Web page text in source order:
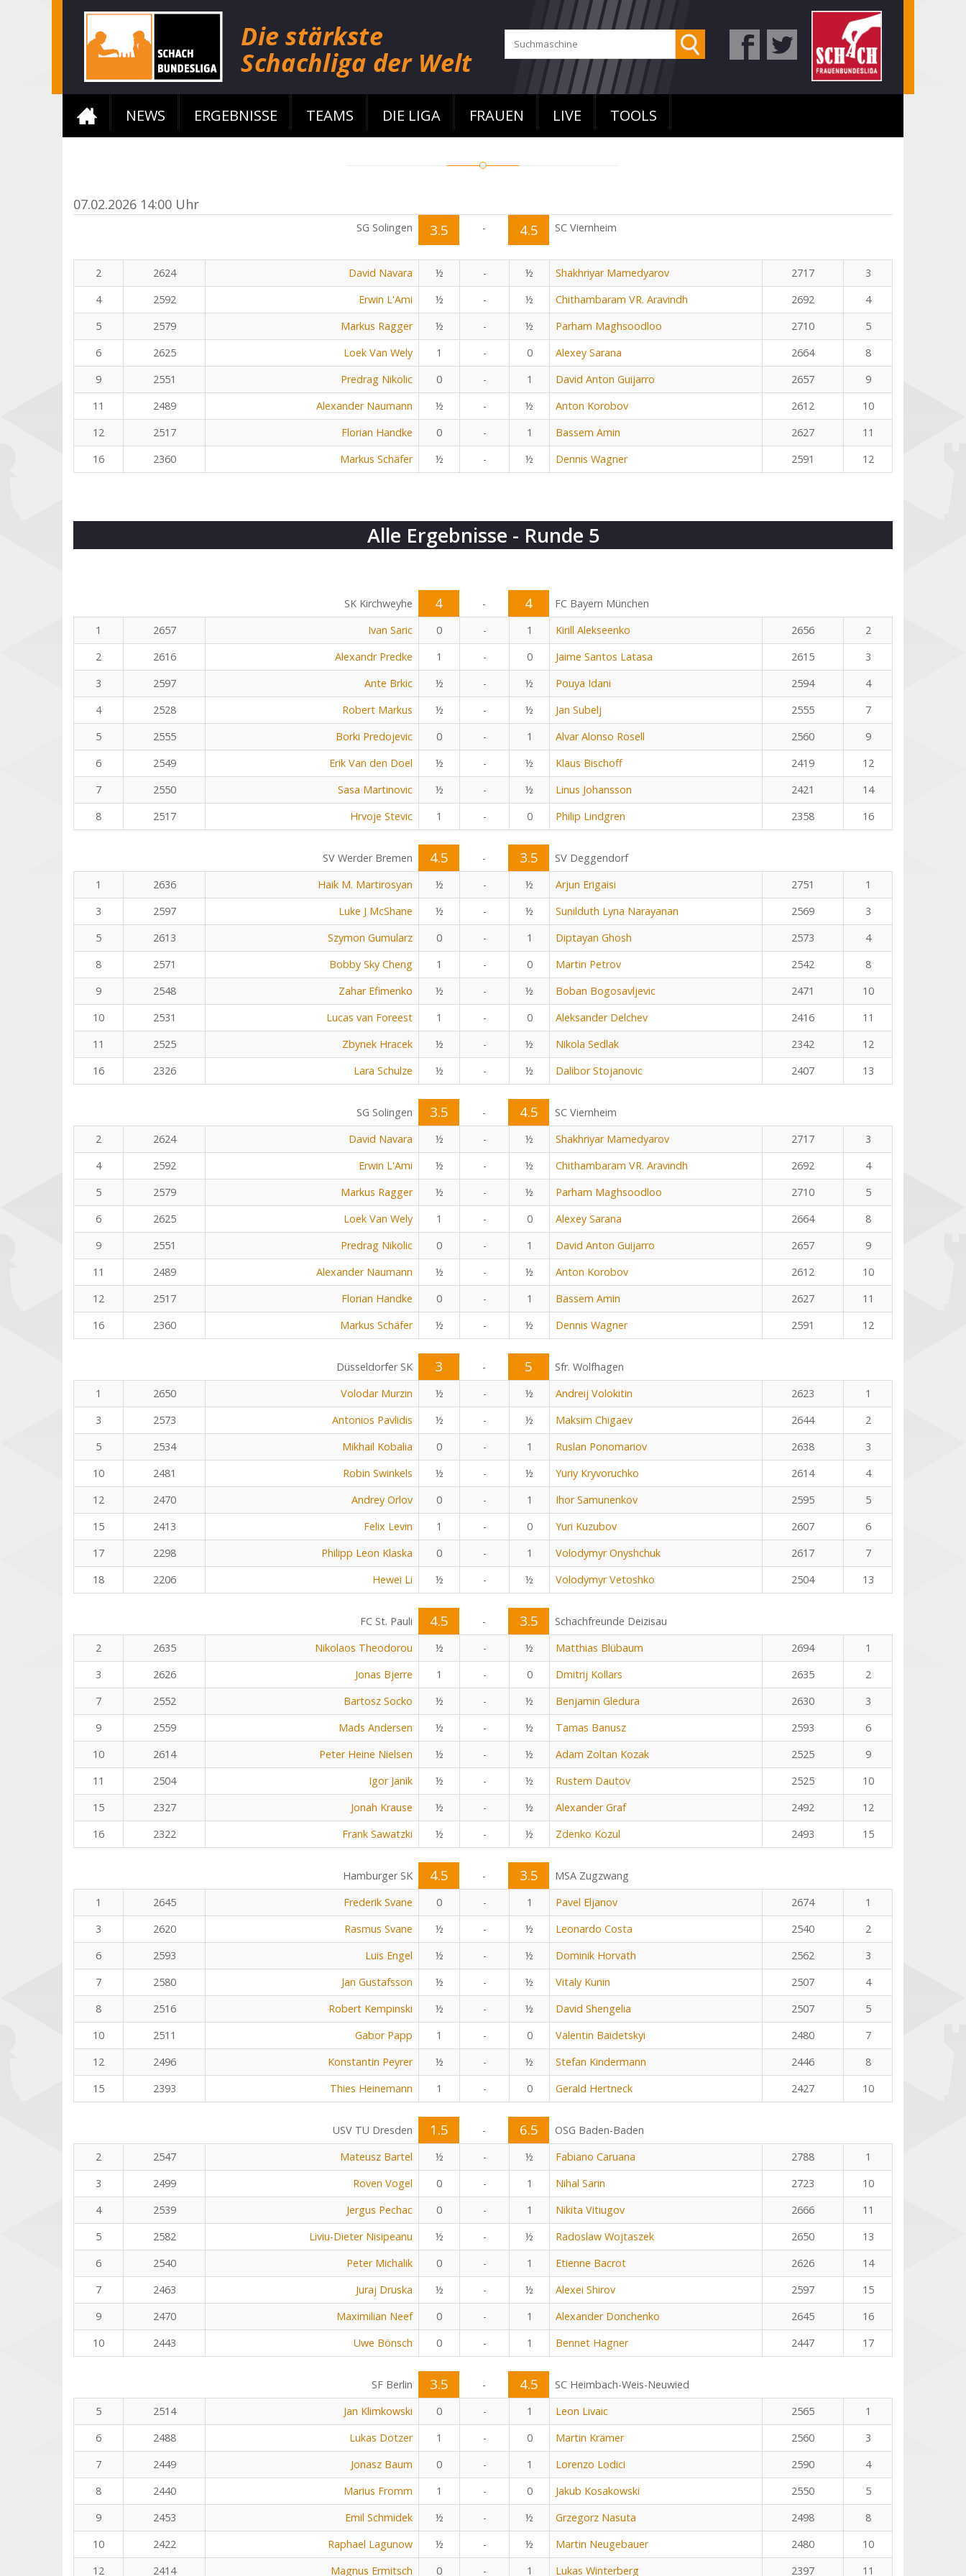
NEWS ERGEBNISSE TEAMS DIE LIGA FRAUEN LIVE TOOLS
07.02.2026 14:00 Uhr
SG Solingen 3.5 - 4.5 SC Viernheim
2 2624 David Navara ½ - ½ Shakhriyar Mamedyarov 2717
3
4
2592 Erwin L'Ami ½ - ½ Chithambaram VR. Aravindh 2692
4
5
2579 Markus Ragger ½ - ½ Parham Maghsoodloo 2710
5
6
2625 Loek Van Wely 1 - 0 Alexey Sarana 2664
8
9
2551 Predrag Nikolic 0 - 1 David Anton Guijarro 2657
9
11
2489 Alexander Naumann ½ - ½ Anton Korobov 2612
10
12
2517 Florian Handke 0 - 1 Bassem Amin 2627
11
16
2360 Markus Schäfer ½ - ½ Dennis Wagner 2591 12
Alle Ergebnisse - Runde 5
SK Kirchweyhe 4 - 4
FC Bayern München
1
2657 Ivan Saric 0 - 1 Kirill Alekseenko 2656
2
2
2616 Alexandr Predke 1 - 0 Jaime Santos Latasa 2615
3
3
2597 Ante Brkic ½ - ½ Pouya Idani 2594
4
4
2528 Robert Markus ½ - ½ Jan Subelj 2555
7
5
2555 Borki Predojevic 0 - 1 Alvar Alonso Rosell 2560
9
6
2549 Erik Van den Doel ½ - ½ Klaus Bischoff 2419
12
7
2550 Sasa Martinovic ½ - ½ Linus Johansson 2421
14
8
2517 Hrvoje Stevic 1 - 0 Philip Lindgren 2358 16
SV Werder Bremen 4.5 - 3.5
SV Deggendorf
1
2636 Haik M. Martirosyan ½ - ½ Arjun Erigaisi 2751
1
3
2597 Luke J McShane ½ - ½ Sunilduth Lyna Narayanan 2569
3
5
2613 Szymon Gumularz 0 - 1 Diptayan Ghosh 2573
4
8
2571 Bobby Sky Cheng 1 - 0 Martin Petrov 2542
8
9
2548 Zahar Efimenko ½ - ½ Boban Bogosavljevic 2471
10
10
2531 Lucas van Foreest 1 - 0 Aleksander Delchev 2416
11
11
2525 Zbynek Hracek ½ - ½ Nikola Sedlak 2342
12
16
2326 Lara Schulze ½ - ½ Dalibor Stojanovic 2407 13
SG Solingen 3.5 - 4.5
SC Viernheim
2
2624 David Navara ½ - ½ Shakhriyar Mamedyarov 2717
3
4
2592 Erwin L'Ami ½ - ½ Chithambaram VR. Aravindh 2692
4
5
2579 Markus Ragger ½ - ½ Parham Maghsoodloo 2710
5
6
2625 Loek Van Wely 1 - 0 Alexey Sarana 2664
8
9
2551 Predrag Nikolic 0 - 1 David Anton Guijarro 2657
9
11
2489 Alexander Naumann ½ - ½ Anton Korobov 2612
10
12
2517 Florian Handke 0 - 1 Bassem Amin 2627
11
16
2360 Markus Schäfer ½ - ½ Dennis Wagner 2591 12
Düsseldorfer SK 3 - 5
Sfr. Wolfhagen
1
2650 Volodar Murzin ½ - ½ Andreij Volokitin 2623
1
3
2573 Antonios Pavlidis ½ - ½ Maksim Chigaev 2644
2
5
2534 Mikhail Kobalia 0 - 1 Ruslan Ponomariov 2638
3
10
2481 Robin Swinkels ½ - ½ Yuriy Kryvoruchko 2614
4
12
2470 Andrey Orlov 0 - 1 Ihor Samunenkov 2595
5
15
2413 Felix Levin 1 - 0 Yuri Kuzubov 2607
6
17
2298 Philipp Leon Klaska 0 - 1 Volodymyr Onyshchuk 2617
7
18
2206 Hewei Li ½ - ½ Volodymyr Vetoshko 2504 13
FC St. Pauli 4.5 - 3.5
Schachfreunde Deizisau
2
2635 Nikolaos Theodorou ½ - ½ Matthias Blübaum 2694
1
3
2626 Jonas Bjerre 1 - 0 Dmitrij Kollars 2635
2
7
2552 Bartosz Socko ½ - ½ Benjamin Gledura 2630
3
9
2559 Mads Andersen ½ - ½ Tamas Banusz 2593
6
10
2614 Peter Heine Nielsen ½ - ½ Adam Zoltan Kozak 2525
9
11
2504 Igor Janik ½ - ½ Rustem Dautov 2525
10
15
2327 Jonah Krause ½ - ½ Alexander Graf 2492
12
16
2322 Frank Sawatzki ½ - ½ Zdenko Kozul 2493 15
Hamburger SK 4.5 - 3.5
MSA Zugzwang
1
2645 Frederik Svane 0 - 1 Pavel Eljanov 2674
1
3
2620 Rasmus Svane ½ - ½ Leonardo Costa 2540
2
6
2593 Luis Engel ½ - ½ Dominik Horvath 2562
3
7
2580 Jan Gustafsson ½ - ½ Vitaly Kunin 2507
4
8
2516 Robert Kempinski ½ - ½ David Shengelia 2507
5
10
2511 Gabor Papp 1 - 0 Valentin Baidetskyi 2480
7
12
2496 Konstantin Peyrer ½ - ½ Stefan Kindermann 2446
8
15
2393 Thies Heinemann 1 - 0 Gerald Hertneck 2427 10
USV TU Dresden 1.5 - 6.5
OSG Baden-Baden
2
2547 Mateusz Bartel ½ - ½ Fabiano Caruana 2788
1
3
2499 Roven Vogel 0 - 1 Nihal Sarin 2723
10
4
2539 Jergus Pechac 0 - 1 Nikita Vitiugov 2666
11
5
2582 Liviu-Dieter Nisipeanu ½ - ½ Radoslaw Wojtaszek 2650
13
6
2540 Peter Michalik 0 - 1 Etienne Bacrot 2626
14
7
2463 Juraj Druska ½ - ½ Alexei Shirov 2597
15
9
2470 Maximilian Neef 0 - 1 Alexander Donchenko 2645
16
10
2443 Uwe Bönsch 0 - 1 Bennet Hagner 2447 17
SF Berlin 3.5 - 4.5
SC Heimbach-Weis-Neuwied
5
2514 Jan Klimkowski 0 - 1 Leon Livaic 2565
1
6
2488 Lukas Dotzer 1 - 0 Martin Krämer 2560
3
7
2449 Jonasz Baum 0 - 1 Lorenzo Lodici 2590
4
8
2440 Marius Fromm 1 - 0 Jakub Kosakowski 2550
5
9
2453 Emil Schmidek ½ - ½ Grzegorz Nasuta 2498
8
10
2422 Raphael Lagunow ½ - ½ Martin Neugebauer 2480
10
12
2414 Magnus Ermitsch 0 - 1 Lukas Winterberg 2397 11